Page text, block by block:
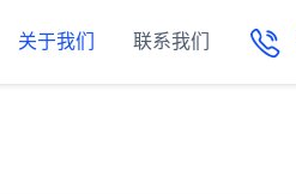
关于我们 联系我们